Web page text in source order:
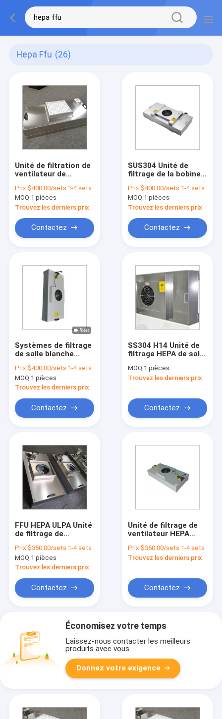
Hepa Ffu (26)
Unité de filtration de
ventilateur de
blanche 220V Hepa
FFU pour la propreté
des laboratoires de
champignons
Prix:$400.00/sets 1-4 sets
MOQ:1 pièces
Trouvez les derniers prix
Contactez
SUS304 Unité de
filtrage de la bobine
de la salle blanche
Unité de filtrage de la
bobine de ventilateur
HEPA
Prix:$400.00/sets 1-4 sets
MOQ:1 pièces
Trouvez les derniers prix
Contactez
Systèmes de filtrage
de salle blanche
Prix:$400.00/sets 1-4 sets
MOQ:1 pièces
Trouvez les derniers prix
Contactez
SS304 H14 Unité de
filtrage HEPA de salle
MOQ:1 pièces
Trouvez les derniers prix
Contactez
FFU HEPA ULPA Unité
de filtrage de
EC Pour la salle
blanche 99,99%
0,3um
Prix:$350.00/sets 1-4 sets
MOQ:1 pièces
Trouvez les derniers prix
Contactez
Unité de filtrage de
ventilateur HEPA
Prix:$350.00/sets 1-4 sets
Trouvez les derniers prix
Contactez
Économisez votre temps
Laissez-nous contacter les meilleurs
produits avec vous.
Donnez votre exigence